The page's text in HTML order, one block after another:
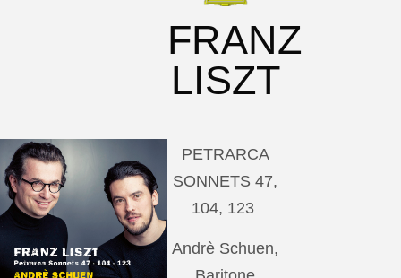
FRANZ
LISZT
PETRARCA
SONNETS 47,
104, 123
Andrè Schuen,